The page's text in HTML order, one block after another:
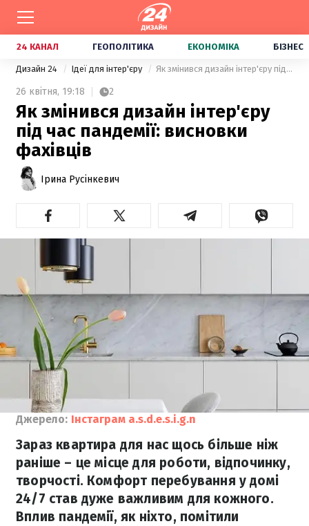
24 КАНАЛ ГЕОПОЛІТИКА ЕКОНОМІКА БІЗНЕС
Дизайн 24 Ідеї для інтер'єру Як змінився дизайн інтер'єру під час пандемії: висновки фахівців
26 квітня, 19:18 2
Як змінився дизайн інтер'єру
під час пандемії: висновки
фахівців
Ірина Русінкевич
Джерело: Інстаграм a.s.d.e.s.i.g.n
Зараз квартира для нас щось більше ніж
раніше – це місце для роботи, відпочинку,
творчості. Комфорт перебування у домі
24/7 став дуже важливим для кожного.
Вплив пандемії, як ніхто, помітили